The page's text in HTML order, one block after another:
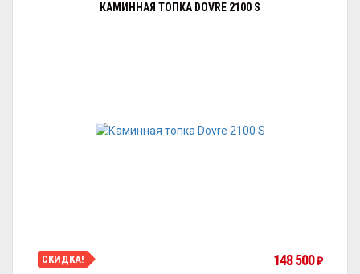
КАМИННАЯ ТОПКА DOVRE 2100 S
СКИДКА! 148 500₽